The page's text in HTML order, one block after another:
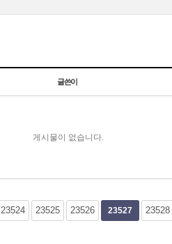
글쓴이
게시물이 없습니다.
23524 23525 23526 23527 23528